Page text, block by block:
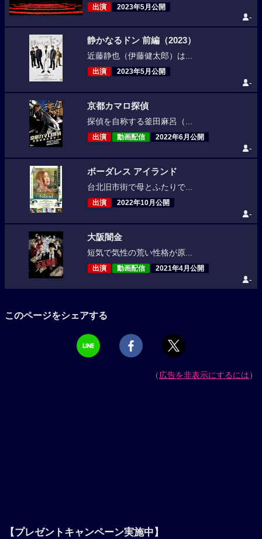
出演 2023年5月公開
-
静かなるドン 前編（2023）
近藤静也（伊藤健太郎）は...
出演 2023年5月公開
-
京都カマロ探偵
探偵を自称する釜田麻呂（...
出演 動画配信 2022年6月公開
-
ボーダレス アイランド
台北旧市街で母とふたりで...
出演 2022年10月公開
-
大阪闇金
短気で気性の荒い性格が原...
出演 動画配信 2021年4月公開
-
このページをシェアする
（広告を非表示にするには）
【プレゼントキャンペーン実施中】